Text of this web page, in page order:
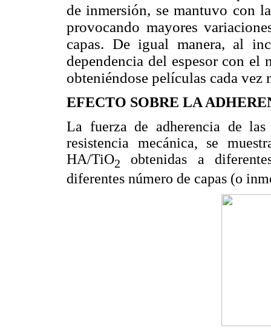
de inmersión, se mantuvo con
provocando mayores
capas. De igual manera, al
dependencia del espesor con el
obteniéndose películas cada vez
EFECTO SOBRE LA
La fuerza de adherencia de
resistencia mecánica, se
HA/TiO2
obtenidas a
diferentes número de capas (o